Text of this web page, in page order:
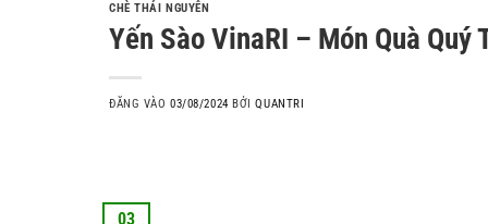
CHÈ THÁI NGUYÊN
Yến Sào VinaRI – Món Quà
ĐĂNG VÀO03/08/2024 BỞIQUANTRI
03